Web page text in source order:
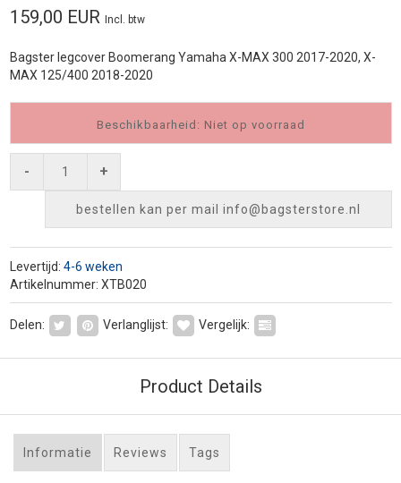
159,00 EUR Incl. btw
Bagster legcover Boomerang Yamaha X-MAX 300 2017-2020, X-
MAX 125/400 2018-2020
Beschikbaarheid: Niet op voorraad
- +
bestellen kan per mail info@bagsterstore.nl
Levertijd: 4-6 weken
Artikelnummer: XTB020
Delen: Verlanglijst: Vergelijk:
Product Details
Informatie Reviews Tags